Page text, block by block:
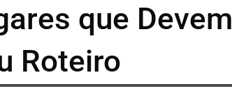
que Devem
Roteiro